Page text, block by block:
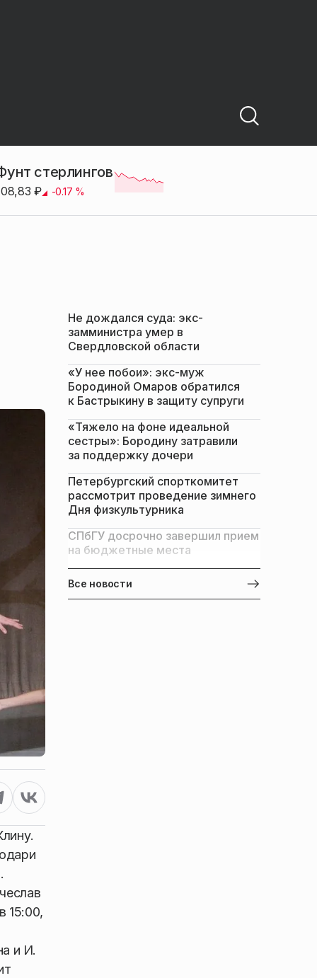
стерлингов
₽ -0.17 %
15:00,
и И.
Не дождался суда: экс-
замминистра умер в
Свердловской области
«У нее побои»: экс-муж
Бородиной Омаров обратился
к Бастрыкину в защиту супруги
«Тяжело на фоне идеальной
сестры»: Бородину затравили
за поддержку дочери
Петербургский спорткомитет
рассмотрит проведение зимнего
Дня физкультурника
СПбГУ досрочно завершил прием
на бюджетные места
Все новости